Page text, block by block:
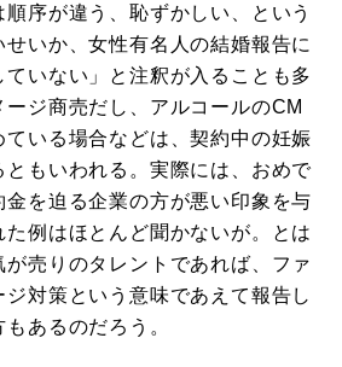
序が違う、恥ずかしい、という
いか、女性有名人の結婚報告に
いない」と注釈が入ることも多
ジ商売だし、アルコールのCM
ている場合などは、契約中の妊娠
ともいわれる。実際には、おめで
金を迫る企業の方が悪い印象を与
た例はほとんど聞かないが。とは
売りのタレントであれば、ファ
ジ対策という意味であえて報告し
あるのだろう。